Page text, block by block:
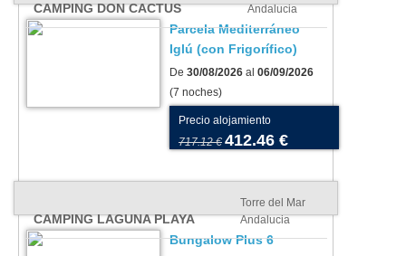
CAMPING DON CACTUS
Andalucia
Parcela Mediterráneo
Iglú (con Frigorífico)
De 30/08/2026 al 06/09/2026
(7 noches)
Precio alojamiento
717.12 € 412.46 €
CAMPING LAGUNA PLAYA
Torre del Mar
Andalucia
Bungalow Plus 6